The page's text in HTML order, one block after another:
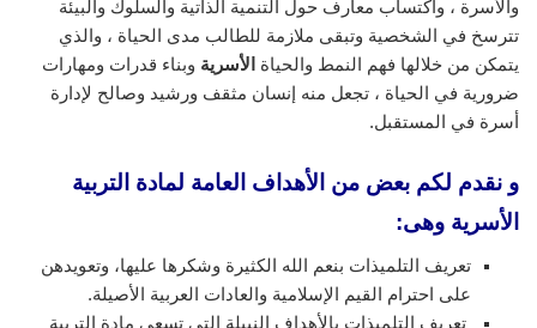
والأسرة ، واكتساب معارف حول التنمية الذاتية والسلوك والبيئة
تترسخ في الشخصية وتبقى ملازمة للطالب مدى الحياة ، والذي
يتمكن من خلالها فهم النمط والحياة الأسرية وبناء قدرات ومهارات
ضرورية في الحياة ، تجعل منه إنسان مثقف ورشيد وصالح لإدارة
أسرة في المستقبل.
و نقدم لكم بعض من الأهداف العامة لمادة التربية
الأسرية وهى:
تعريف التلميذات بنعم الله الكثيرة وشكرها عليها، وتعويدهن
على احترام القيم الإسلامية والعادات العربية الأصيلة.
تعريف التلميذات بالأهداف النبيلة التي تسعى مادة التربية